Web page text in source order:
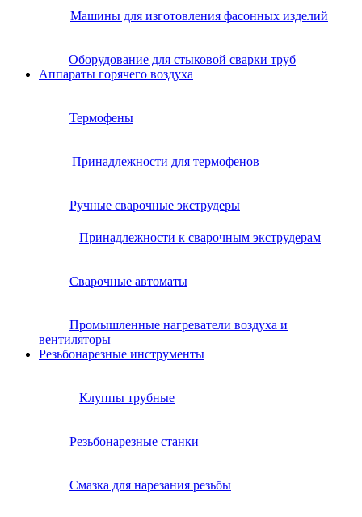
Машины для изготовления фасонных изделий
Оборудование для стыковой сварки труб
Аппараты горячего воздуха
Термофены
Принадлежности для термофенов
Ручные сварочные экструдеры
Принадлежности к сварочным экструдерам
Сварочные автоматы
Промышленные нагреватели воздуха и
вентиляторы
Резьбонарезные инструменты
Клуппы трубные
Резьбонарезные станки
Смазка для нарезания резьбы